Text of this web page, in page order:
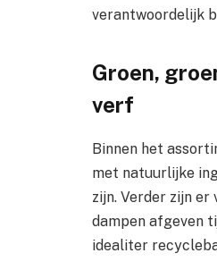
verantwoordelijk
Groen,
verf
Binnen het
met natuurlijke
zijn. Verder zijn
dampen afgeven
idealiter